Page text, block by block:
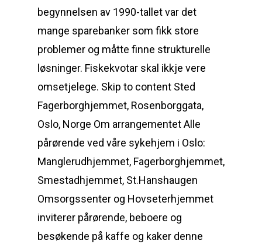
begynnelsen av 1990-tallet var det
mange sparebanker som fikk store
problemer og måtte finne strukturelle
løsninger. Fiskekvotar skal ikkje vere
omsetjelege. Skip to content Sted
Fagerborghjemmet, Rosenborggata,
Oslo, Norge Om arrangementet Alle
pårørende ved våre sykehjem i Oslo:
Manglerudhjemmet, Fagerborghjemmet,
Smestadhjemmet, St.Hanshaugen
Omsorgssenter og Hovseterhjemmet
inviterer pårørende, beboere og
besøkende på kaffe og kaker denne